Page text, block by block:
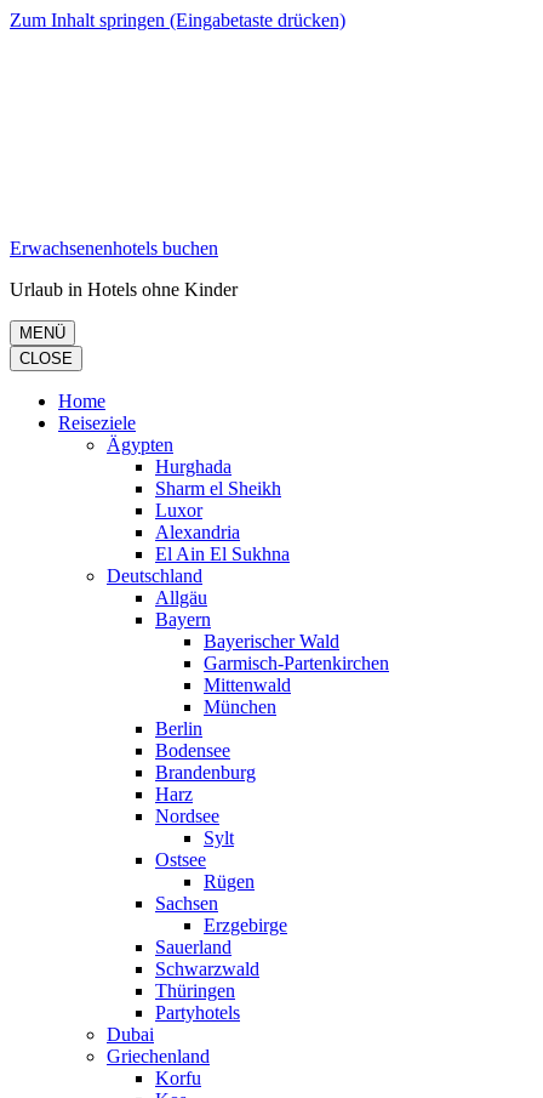
Zum Inhalt springen (Eingabetaste drücken)
Erwachsenenhotels buchen
Urlaub in Hotels ohne Kinder
MENÜ
CLOSE
Home
Reiseziele
Ägypten
Hurghada
Sharm el Sheikh
Luxor
Alexandria
El Ain El Sukhna
Deutschland
Allgäu
Bayern
Bayerischer Wald
Garmisch-Partenkirchen
Mittenwald
München
Berlin
Bodensee
Brandenburg
Harz
Nordsee
Sylt
Ostsee
Rügen
Sachsen
Erzgebirge
Sauerland
Schwarzwald
Thüringen
Partyhotels
Dubai
Griechenland
Korfu